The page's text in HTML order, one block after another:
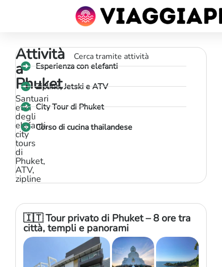
Attività
a
Phuket
Santuari
etici
degli
elefanti,
city
tours
di
Phuket,
ATV,
zipline
Cerca tramite attività
Esperienza con elefanti
Zipline, Jetski e ATV
City Tour di Phuket
Corso di cucina thailandese
🇮🇹 Tour privato di Phuket – 8 ore tra
città, templi e panorami